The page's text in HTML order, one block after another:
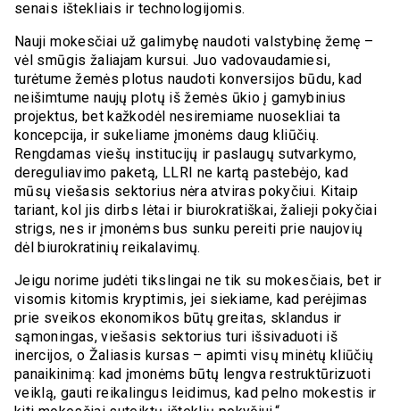
senais ištekliais ir technologijomis.
Nauji mokesčiai už galimybę naudoti valstybinę žemę –
vėl smūgis žaliajam kursui. Juo vadovaudamiesi,
turėtume žemės plotus naudoti konversijos būdu, kad
neišimtume naujų plotų iš žemės ūkio į gamybinius
projektus, bet kažkodėl nesiremiame nuosekliai ta
koncepcija, ir sukeliame įmonėms daug kliūčių.
Rengdamas viešų institucijų ir paslaugų sutvarkymo,
dereguliavimo paketą, LLRI ne kartą pastebėjo, kad
mūsų viešasis sektorius nėra atviras pokyčiui. Kitaip
tariant, kol jis dirbs lėtai ir biurokratiškai, žalieji pokyčiai
strigs, nes ir įmonėms bus sunku pereiti prie naujovių
dėl biurokratinių reikalavimų.
Jeigu norime judėti tikslingai ne tik su mokesčiais, bet ir
visomis kitomis kryptimis, jei siekiame, kad perėjimas
prie sveikos ekonomikos būtų greitas, sklandus ir
sąmoningas, viešasis sektorius turi išsivaduoti iš
inercijos, o Žaliasis kursas – apimti visų minėtų kliūčių
panaikinimą: kad įmonėms būtų lengva restruktūrizuoti
veiklą, gauti reikalingus leidimus, kad pelno mokestis ir